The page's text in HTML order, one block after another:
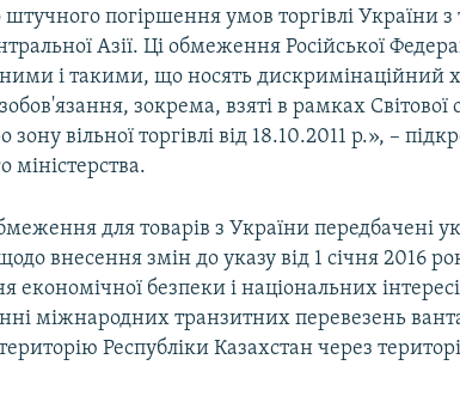
погіршення умов торгівлі України
Азії. Ці обмеження Російської
і такими, що носять дискримінаційний
зокрема, взяті в рамках Світової
зону вільної торгівлі від 18.10.2011 р.», –
міністерства.
для товарів з України передбачені
внесення змін до указу від 1 січня 2016
економічної безпеки і національних
міжнародних транзитних перевезень
Республіки Казахстан через